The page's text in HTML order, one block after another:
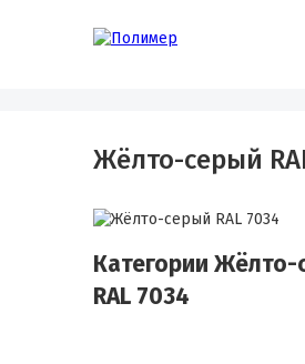
Жёлто-серый
Категории Жёлто-
RAL 7034